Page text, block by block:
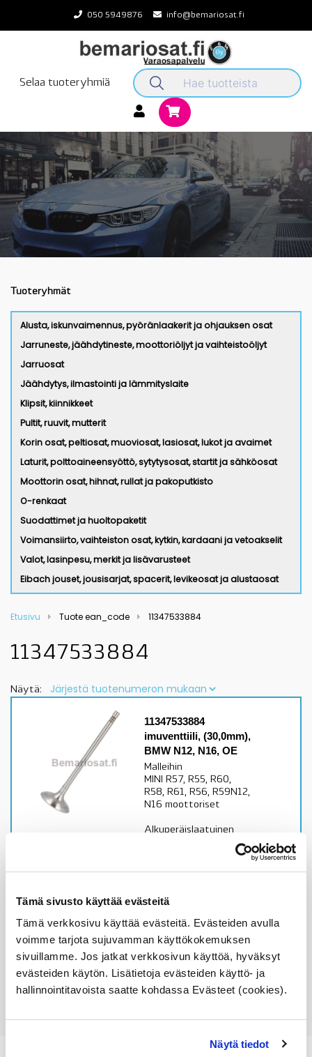
Tämä sivusto käyttää evästeitä
Tämä verkkosivu käyttää evästeitä. Evästeiden avulla
voimme tarjota sujuvamman käyttökokemuksen
sivuillamme. Jos jatkat verkkosivun käyttöä, hyväksyt
evästeiden käytön. Lisätietoja evästeiden käyttö- ja
hallinnointitavoista saatte kohdassa Evästeet (cookies).
Näytä tiedot
content
050 5949876 info@bemariosat.fi
Selaa tuoteryhmiä
Tuoteryhmät
Alusta, iskunvaimennus, pyöränlaakerit ja ohjauksen osat
Jarruneste, jäähdytineste, moottoriöljyt ja vaihteistoöljyt
Jarruosat
Jäähdytys, ilmastointi ja lämmityslaite
Klipsit, kiinnikkeet
Pultit, ruuvit, mutterit
Korin osat, peltiosat, muoviosat, lasiosat, lukot ja avaimet
Laturit, polttoaineensyöttö, sytytysosat, startit ja sähköosat
Moottorin osat, hihnat, rullat ja pakoputkisto
O-renkaat
Suodattimet ja huoltopaketit
Voimansiirto, vaihteiston osat, kytkin, kardaani ja vetoakselit
Valot, lasinpesu, merkit ja lisävarusteet
Eibach jouset, jousisarjat, spacerit, levikeosat ja alustaosat
Etusivu Tuote ean_code 11347533884
11347533884
Näytä:
11347533884
imuventtiili, (30,0mm),
BMW N12, N16, OE
Malleihin
MINI R57, R55, R60,
R58, R61, R56, R59N12,
N16 moottoriset
Alkuperäislaatuinen
toimitusaika 1-3pv
13,82
Lisää ostoskoriin
Katso osan tiedot